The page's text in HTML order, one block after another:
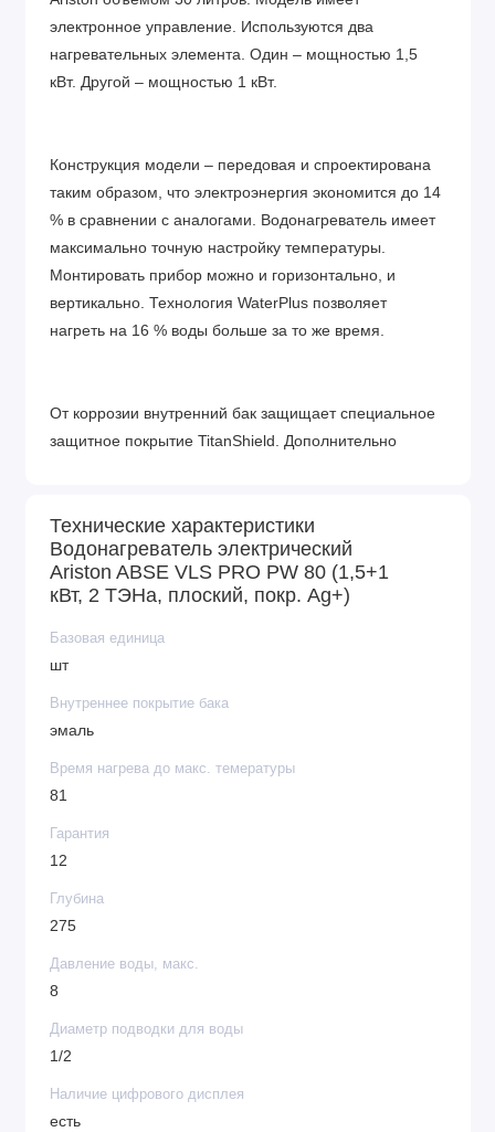
электронное управление. Используются два
нагревательных элемента. Один – мощностью 1,5
кВт. Другой – мощностью 1 кВт.
Конструкция модели – передовая и спроектирована
таким образом, что электроэнергия экономится до 14
% в сравнении с аналогами. Водонагреватель имеет
максимально точную настройку температуры.
Монтировать прибор можно и горизонтально, и
вертикально. Технология WaterPlus позволяет
нагреть на 16 % воды больше за то же время.
От коррозии внутренний бак защищает специальное
защитное покрытие TitanShield. Дополнительно
указанной линейки увеличен.
Бак аппарата – сверхпрочный, прошел тестирование
в условиях давления при 16 атм. В комплекте с
прибором поставляется предохранительный клапан.
Технические характеристики
Водонагреватель электрический
Ariston ABSE VLS PRO PW 80 (1,5+1
кВт, 2 ТЭНа, плоский, покр. Ag+)
Базовая единица
шт
Внутреннее покрытие бака
эмаль
Время нагрева до макс. темературы
81
Гарантия
12
Глубина
275
Давление воды, макс.
8
Диаметр подводки для воды
1/2
Наличие цифрового дисплея
есть